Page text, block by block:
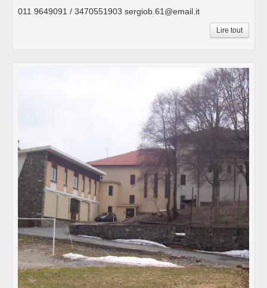
011 9649091 / 3470551903 sergiob.61@email.it
Lire tout